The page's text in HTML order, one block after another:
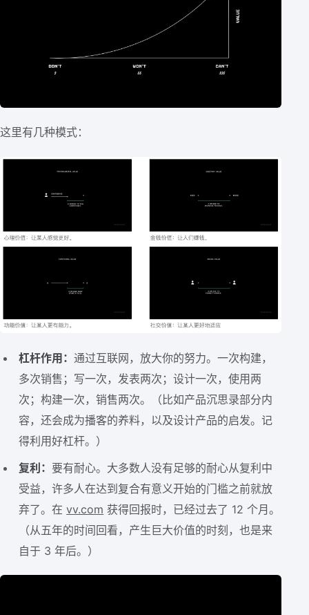
这里有几种模式：
杠杆作用：通过互联网，放大你的努力。一次构建，
多次销售；写一次，发表两次；设计一次，使用两
次；构建一次，销售两次。（比如产品沉思录部分内
容，还会成为播客的养料，以及设计产品的启发。记
得利用好杠杆。）
复利： 要有耐心。大多数人没有足够的耐心从复利中
受益，许多人在达到复合有意义开始的门槛之前就放
弃了。在vv.com 获得回报时，已经过去了 12 个月。
（从五年的时间回看，产生巨大价值的时刻，也是来
自于 3 年后。）